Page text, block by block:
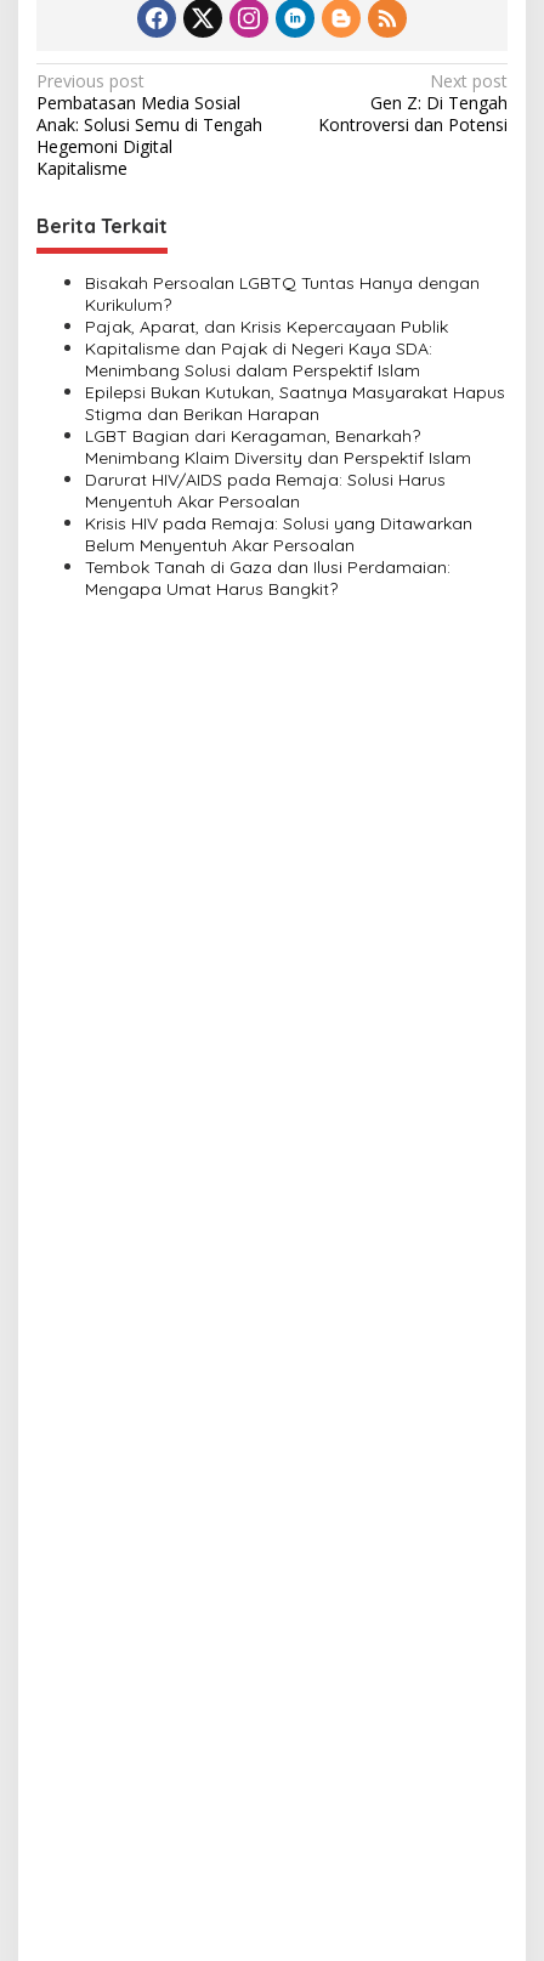
P
o
s
t
n
a
Previous post
Pembatasan Media Sosial
Anak: Solusi Semu di Tengah
Hegemoni Digital
Kapitalisme
Next post
Gen Z: Di Tengah
Kontroversi dan Potensi
Berita Terkait
Bisakah Persoalan LGBTQ Tuntas Hanya dengan
Kurikulum?
Pajak, Aparat, dan Krisis Kepercayaan Publik
Kapitalisme dan Pajak di Negeri Kaya SDA:
Menimbang Solusi dalam Perspektif Islam
Epilepsi Bukan Kutukan, Saatnya Masyarakat Hapus
Stigma dan Berikan Harapan
LGBT Bagian dari Keragaman, Benarkah?
Menimbang Klaim Diversity dan Perspektif Islam
Darurat HIV/AIDS pada Remaja: Solusi Harus
Menyentuh Akar Persoalan
Krisis HIV pada Remaja: Solusi yang Ditawarkan
Belum Menyentuh Akar Persoalan
Tembok Tanah di Gaza dan Ilusi Perdamaian:
Mengapa Umat Harus Bangkit?